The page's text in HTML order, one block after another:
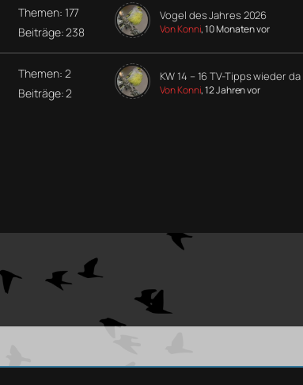
Themen: 177
Beiträge: 238
Vogel des Jahres 2026
Von Konni, 10 Monaten vor
Themen: 2
Beiträge: 2
KW 14 – 16 TV-Tipps wieder da
Von Konni, 12 Jahren vor